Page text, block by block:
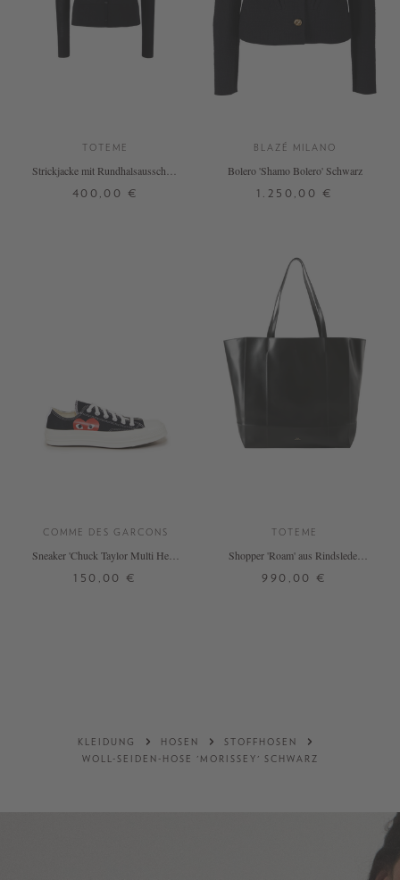
TOTEME
Strickjacke mit Rundhalsausschnitt
400,00 €
BLAZÉ MILANO
Bolero 'Shamo Bolero' Schwarz
1.250,00 €
DETAILS
COMME DES GARCONS
Sneaker 'Chuck Taylor Multi Heart
150,00 €
TOTEME
Shopper 'Roam' aus Rindsleder
990,00 €
KLEIDUNG HOSEN
STOFFHOSEN
WOLL-SEIDEN-HOSE 'MORISSEY' SCHWARZ